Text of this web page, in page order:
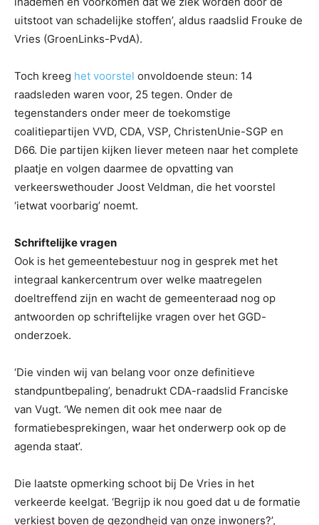
uitstoot van schadelijke stoffen’, aldus raadslid Frouke de
Vries (GroenLinks-PvdA).
Toch kreeg het voorstel onvoldoende steun: 14
raadsleden waren voor, 25 tegen. Onder de
tegenstanders onder meer de toekomstige
coalitiepartijen VVD, CDA, VSP, ChristenUnie-SGP en
D66. Die partijen kijken liever meteen naar het complete
plaatje en volgen daarmee de opvatting van
verkeerswethouder Joost Veldman, die het voorstel
‘ietwat voorbarig’ noemt.
Schriftelijke vragen
Ook is het gemeentebestuur nog in gesprek met het
integraal kankercentrum over welke maatregelen
doeltreffend zijn en wacht de gemeenteraad nog op
antwoorden op schriftelijke vragen over het GGD-
onderzoek.
‘Die vinden wij van belang voor onze definitieve
standpuntbepaling’, benadrukt CDA-raadslid Franciske
van Vugt. ‘We nemen dit ook mee naar de
formatiebesprekingen, waar het onderwerp ook op de
agenda staat’.
Die laatste opmerking schoot bij De Vries in het
verkeerde keelgat. ‘Begrijp ik nou goed dat u de formatie
verkiest boven de gezondheid van onze inwoners?’,